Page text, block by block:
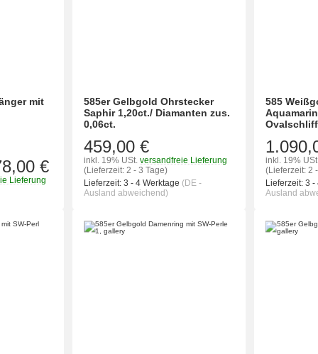
mit
€
Lieferung
585er Gelbgold Ohrstecker
Saphir 1,20ct./ Diamanten zus.
0,06ct.
459,00 €
inkl. 19% USt. versandfreie Lieferung
(Lieferzeit: 2 - 3 Tage)
Lieferzeit: 3 - 4 Werktage (DE -
Ausland abweichend)
585
inkl. 19%
(Lieferzeit: 2
Lieferzeit: 3 -
Ausland